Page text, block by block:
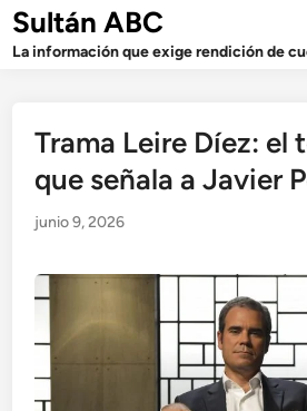
Saltar
contenido
Sultán ABC
La información que exige rendición de
Trama Leire Díez: el
que señala a Javier
junio 9, 2026